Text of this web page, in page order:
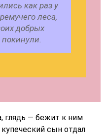
как раз у
леса,
добрых
покинули.
глядь — бежит к ним
сын отдал